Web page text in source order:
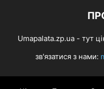
Umapalata.zp.ua - тут
зв'язатися з нами: